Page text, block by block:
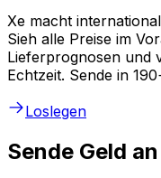
Xe macht
Sieh alle Preise im
Lieferprognosen und
Echtzeit. Sende in
Loslegen
Sende Geld